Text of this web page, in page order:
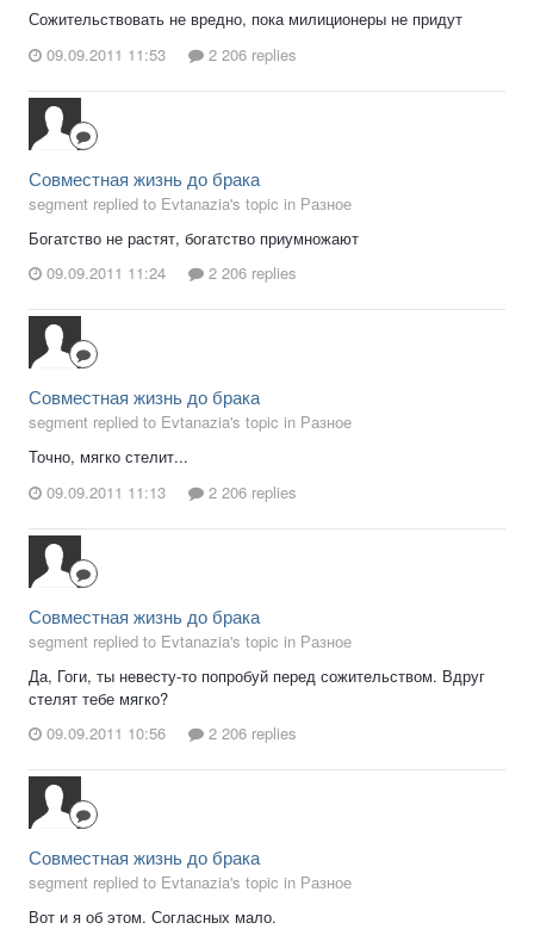
Сожительствовать не вредно, пока милиционеры не придут
09.09.2011 11:53
2 206 replies
Совместная жизнь до брака
segment replied to Evtanazia's topic in Разное
Богатство не растят, богатство приумножают
09.09.2011 11:24
2 206 replies
Совместная жизнь до брака
segment replied to Evtanazia's topic in Разное
Точно, мягко стелит...
09.09.2011 11:13
2 206 replies
Совместная жизнь до брака
segment replied to Evtanazia's topic in Разное
Да, Гоги, ты невесту-то попробуй перед сожительством. Вдруг
стелят тебе мягко?
09.09.2011 10:56
2 206 replies
Совместная жизнь до брака
segment replied to Evtanazia's topic in Разное
Вот и я об этом. Согласных мало.